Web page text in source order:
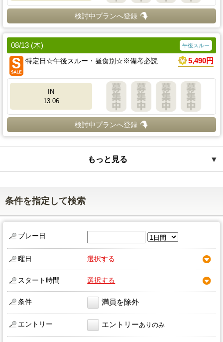
検討中プランへ登録
08/13 (木) 午後スルー
特定日☆午後スルー・昼食別☆※備考必読 5,490円
IN
13:06
検討中プランへ登録
▼
もっと見る
条件を指定して検索
プレー日
曜日 選択する
スタート時間 選択する
条件 満員を除外
エントリー エントリーありのみ